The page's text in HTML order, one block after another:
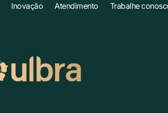
Inovação Atendimento Trabalhe